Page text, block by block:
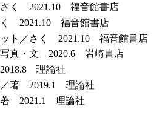
さく 2021.10 福音館書店
く 2021.10 福音館書店
ット／さく 2021.10 福音館書店
写真・文 2020.6 岩崎書店
理論社
／著 2019.1 理論社
著 2021.1 理論社